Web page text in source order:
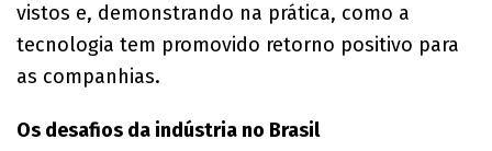
vistos e, demonstrando na prática, como a
tecnologia tem promovido retorno positivo para
as companhias.
Os desafios da indústria no Brasil